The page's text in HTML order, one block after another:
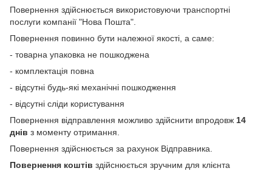
Повернення здійснюється використовуючи транспортні
послуги компанії "Нова Пошта".
Повернення повинно бути належної якості, а саме:
- товарна упаковка не пошкоджена
- комплектація повна
- відсутні будь-які механічні пошкодження
- відсутні сліди користування
Повернення відправлення можливо здійснити впродовж 14
днів з моменту отримання.
Повернення здійснюється за рахунок Відправника.
Повернення коштів здійснюється зручним для клієнта